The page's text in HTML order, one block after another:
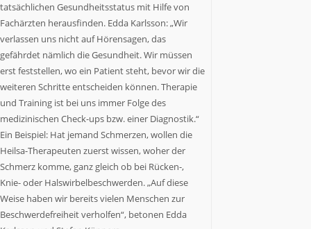
tatsächlichen Gesundheitsstatus mit Hilfe von
Fachärzten herausfinden. Edda Karlsson: „Wir
verlassen uns nicht auf Hörensagen, das
gefährdet nämlich die Gesundheit. Wir müssen
erst feststellen, wo ein Patient steht, bevor wir die
weiteren Schritte entscheiden können. Therapie
und Training ist bei uns immer Folge des
medizinischen Check-ups bzw. einer Diagnostik.“
Ein Beispiel: Hat jemand Schmerzen, wollen die
Heilsa-Therapeuten zuerst wissen, woher der
Schmerz komme, ganz gleich ob bei Rücken-,
Knie- oder Halswirbelbeschwerden. „Auf diese
Weise haben wir bereits vielen Menschen zur
Beschwerdefreiheit verholfen“, betonen Edda